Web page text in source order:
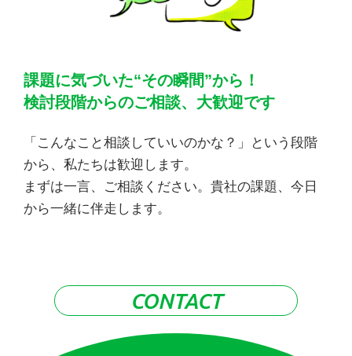
課題に気づいた“その瞬間”から！
検討段階からのご相談、大歓迎です
「こんなこと相談していいのかな？」という段階
から、私たちは歓迎します。
まずは一言、ご相談ください。貴社の課題、今日
から一緒に伴走します。
CONTACT